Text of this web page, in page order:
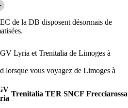
de la DB disposent désormais de
Lyria et Trenitalia de Limoges à
lorsque vous voyagez de Limoges à
Trenitalia TER SNCF Frecciarossa